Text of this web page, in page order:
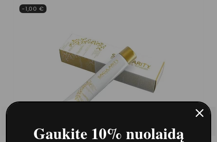
-1,00 €
Gaukite 10% nuolaidą